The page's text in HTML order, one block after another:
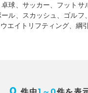
球、サッカー、フット
ル、スカッシュ、ゴル
エイトリフティング、